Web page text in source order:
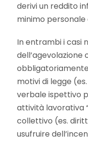
derivi un reddito
minimo personale
In entrambi i casi
dell’agevolazione
motivi di legge
verbale ispettivo
attività lavorativa
collettivo (es.
usufruire